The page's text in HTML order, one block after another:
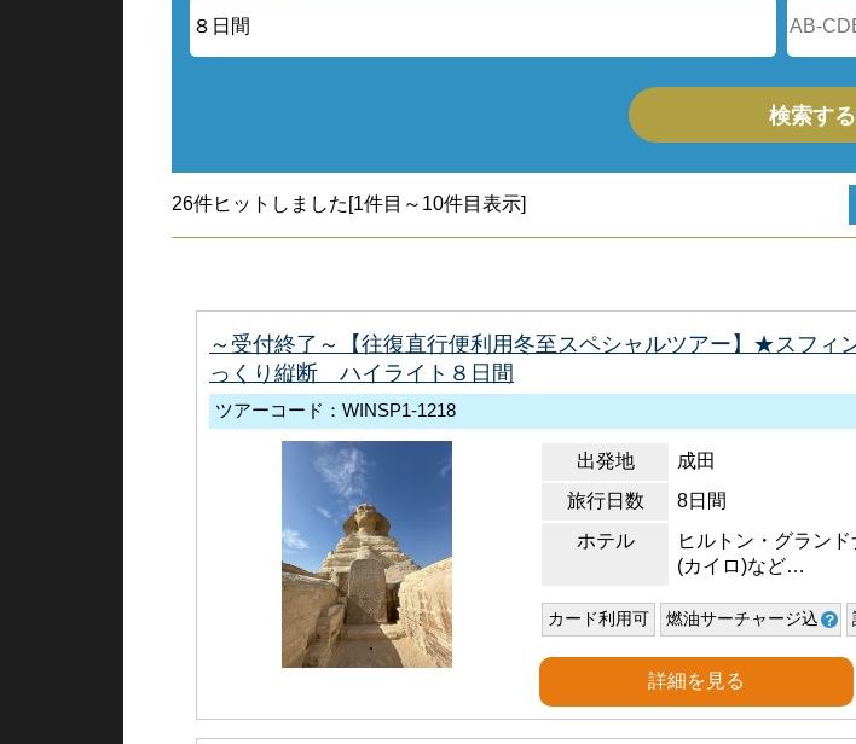
26件ヒットしました[1件目～10件目表示]
～受付終了～【往復直行便利用冬至スペシャルツアー】★スフ
っくり縦断 ハイライト８日間
ツアーコード：WINSP1-1218
出発地
成田
旅行日数
8日間
ホテル
ヒルトン・グラン
(カイロ)など…
カード利用可 燃油サーチャージ込
詳細を見る